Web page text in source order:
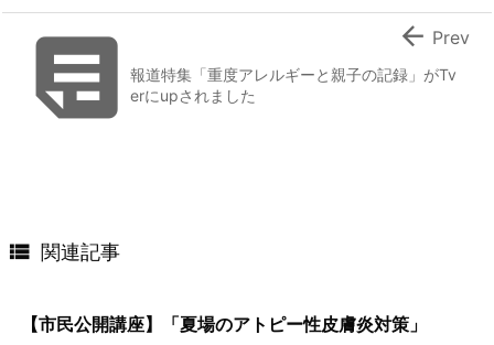
報道特集「重度アレルギーと親子の記録」がTv
erにupされました
 Prev
 関連記事
【市民公開講座】「夏場のアトピー性皮膚炎対策」